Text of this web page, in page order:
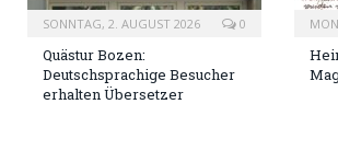
SONNTAG, 2. AUGUST 2026 0
Quästur Bozen:
Deutschsprachige Besucher
erhalten Übersetzer